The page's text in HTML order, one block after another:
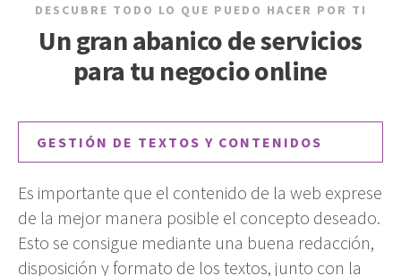
DESCUBRE TODO LO QUE PUEDO HACER POR TI
Un gran abanico de servicios
para tu negocio online
GESTIÓN DE TEXTOS Y CONTENIDOS
Es importante que el contenido de la web exprese
de la mejor manera posible el concepto deseado.
Esto se consigue mediante una buena redacción,
disposición y formato de los textos, junto con la